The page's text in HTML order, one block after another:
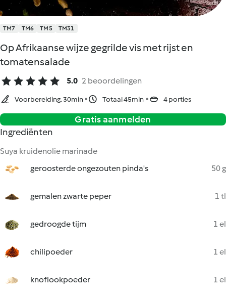
TM7 TM6 TM5 TM31
Op Afrikaanse wijze gegrilde vis met rijst en
tomatensalade
5.0 2 beoordelingen
Voorbereiding. 30min Totaal 45min 4 porties
Gratis aanmelden
Ingrediënten
Suya kruidenolie marinade
geroosterde ongezouten pinda's
50 g
gemalen zwarte peper 1 tl
gedroogde tijm 1 el
chilipoeder 1 el
knoflookpoeder 1 el